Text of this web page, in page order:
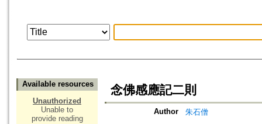
Available resources
Unauthorized
Unable to
provide reading
念佛感應記二則
Author
朱石僧